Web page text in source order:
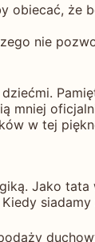
obiecać, że
nie
w tej
Jako